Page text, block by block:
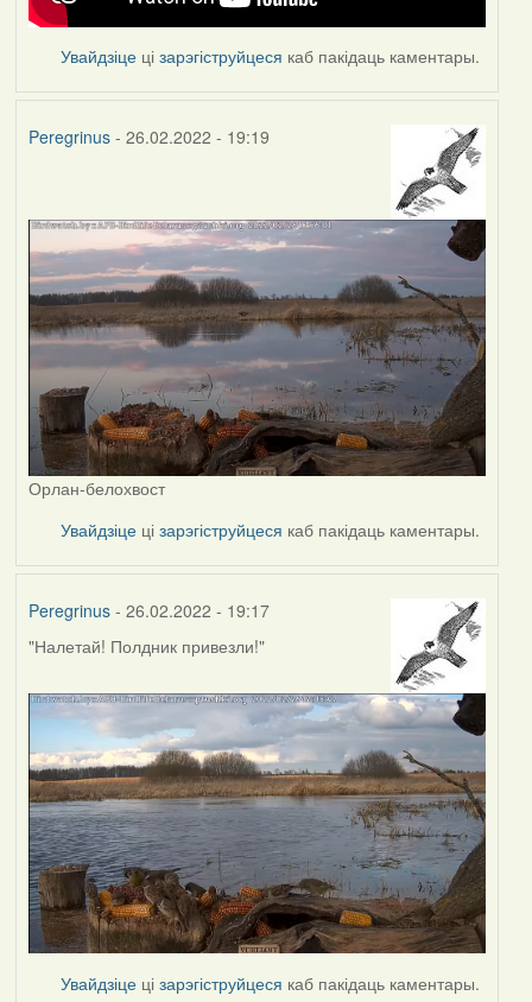
Увайдзіце цізарэгіструйцеся каб пакідаць каментары.
Peregrinus- 26.02.2022 - 19:19
Орлан-белохвост
Увайдзіце цізарэгіструйцеся каб пакідаць каментары.
Peregrinus- 26.02.2022 - 19:17
"Налетай! Полдник привезли!"
Увайдзіце цізарэгіструйцеся каб пакідаць каментары.